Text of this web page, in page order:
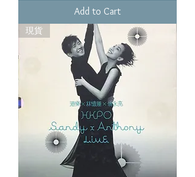
Add to Cart
現貨